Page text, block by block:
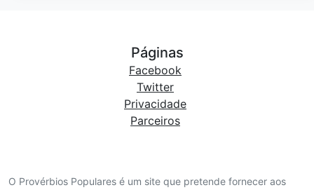
O Provérbios Populares é um site que pretende fornecer aos
Páginas
Facebook
Twitter
Privacidade
Parceiros